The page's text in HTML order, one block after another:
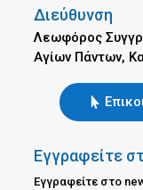
Διεύθυνση
Λεωφόρος
Αγίων Πάντων,
Εγγραφείτε
Εγγραφείτε στο